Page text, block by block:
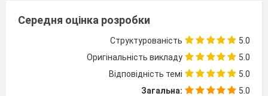
7. Знайти значення виразів:
Розв’язати рівняння:
Середня оцінка розробки
Структурованість
5.0
Оригінальність викладу
5.0
Відповідність темі
5.0
Загальна:
5.0